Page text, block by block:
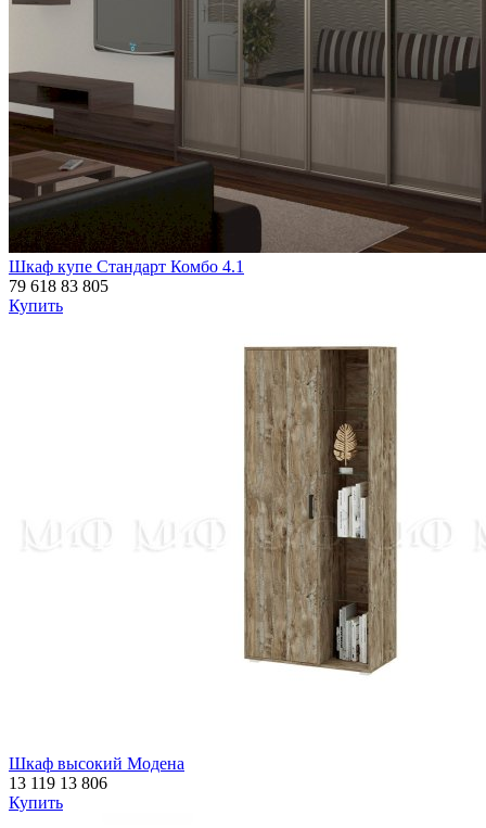
Шкаф купе Стандарт Комбо 4.1
79 618 83 805
Купить
Шкаф высокий Модена
13 119 13 806
Купить